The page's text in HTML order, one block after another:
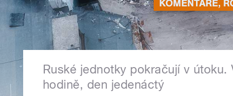
Ruské jednotky pokračují v útoku.
hodině, den jedenáctý